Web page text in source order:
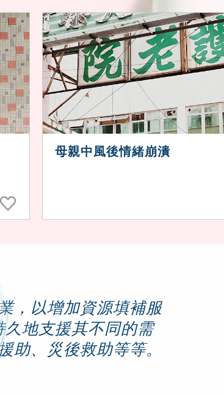
母親中風後情緒崩潰
，以增加資源填補服
地支援其不同的需
、災後救助等等。